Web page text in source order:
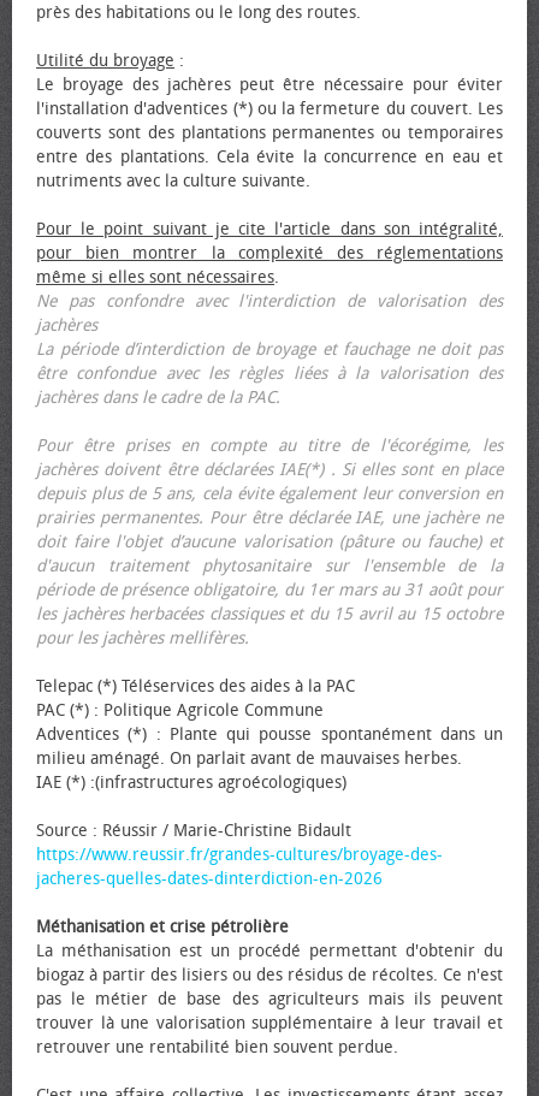
près des habitations ou le long des routes.
Utilité du broyage :
Le broyage des jachères peut être nécessaire pour éviter
l'installation d'adventices (*) ou la fermeture du couvert. Les
couverts sont des plantations permanentes ou temporaires
entre des plantations. Cela évite la concurrence en eau et
nutriments avec la culture suivante.
Pour le point suivant je cite l'article dans son intégralité,
pour bien montrer la complexité des réglementations
même si elles sont nécessaires.
Ne pas confondre avec l'interdiction de valorisation des
jachères
La période d’interdiction de broyage et fauchage ne doit pas
être confondue avec les règles liées à la valorisation des
jachères dans le cadre de la PAC.
Pour être prises en compte au titre de l'écorégime, les
jachères doivent être déclarées IAE(*) . Si elles sont en place
depuis plus de 5 ans, cela évite également leur conversion en
prairies permanentes. Pour être déclarée IAE, une jachère ne
doit faire l'objet d’aucune valorisation (pâture ou fauche) et
d'aucun traitement phytosanitaire sur l'ensemble de la
période de présence obligatoire, du 1er mars au 31 août pour
les jachères herbacées classiques et du 15 avril au 15 octobre
pour les jachères mellifères.
Telepac (*) Téléservices des aides à la PAC
PAC (*) : Politique Agricole Commune
Adventices (*) : Plante qui pousse spontanément dans un
milieu aménagé. On parlait avant de mauvaises herbes.
IAE (*) :(infrastructures agroécologiques)
Source : Réussir / Marie-Christine Bidault
https://www.reussir.fr/grandes-cultures/broyage-des-
jacheres-quelles-dates-dinterdiction-en-2026
Méthanisation et crise pétrolière
La méthanisation est un procédé permettant d'obtenir du
biogaz à partir des lisiers ou des résidus de récoltes. Ce n'est
pas le métier de base des agriculteurs mais ils peuvent
trouver là une valorisation supplémentaire à leur travail et
retrouver une rentabilité bien souvent perdue.